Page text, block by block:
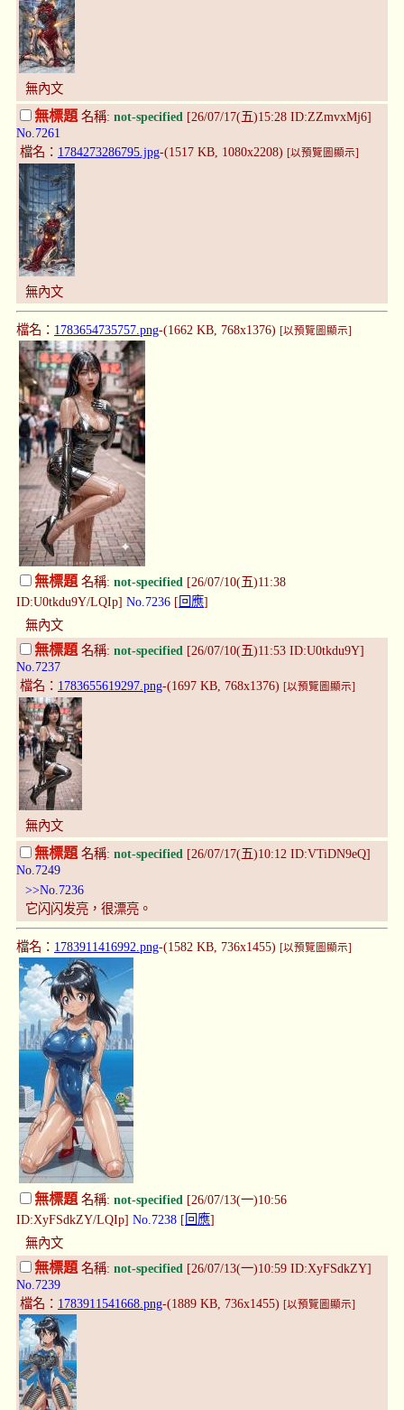
無內文
無標題名稱: not-specified [26/07/17(五)15:28 ID:ZZmvxMj6]
No.7261
檔名： 1784273286795.jpg-(1517 KB, 1080x2208) [以預覽圖顯示]
無內文
檔名： 1783654735757.png-(1662 KB, 768x1376) [以預覽圖顯示]
無標題名稱: not-specified [26/07/10(五)11:38
ID:U0tkdu9Y/LQIp] No.7236 [ 回應]
無內文
無標題名稱: not-specified [26/07/10(五)11:53 ID:U0tkdu9Y]
No.7237
檔名： 1783655619297.png-(1697 KB, 768x1376) [以預覽圖顯示]
無內文
無標題 名稱: not-specified [26/07/17(五)10:12 ID:VTiDN9eQ]
No.7249
>>No.7236
它闪闪发亮，很漂亮。
檔名： 1783911416992.png-(1582 KB, 736x1455) [以預覽圖顯示]
無標題名稱: not-specified [26/07/13(一)10:56
ID:XyFSdkZY/LQIp] No.7238 [回應]
無內文
無標題 名稱: not-specified [26/07/13(一)10:59 ID:XyFSdkZY]
No.7239
檔名： 1783911541668.png-(1889 KB, 736x1455) [以預覽圖顯示]